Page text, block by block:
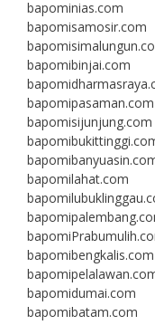
bapominias.com
bapomisamosir.com
bapomibinjai.com
bapomipasaman.com
bapomisijunjung.com
bapomilahat.com
bapomibengkalis.com
bapomidumai.com
bapomibatam.com